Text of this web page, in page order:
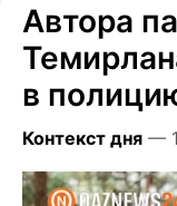
Автора
в
Контекст дня —